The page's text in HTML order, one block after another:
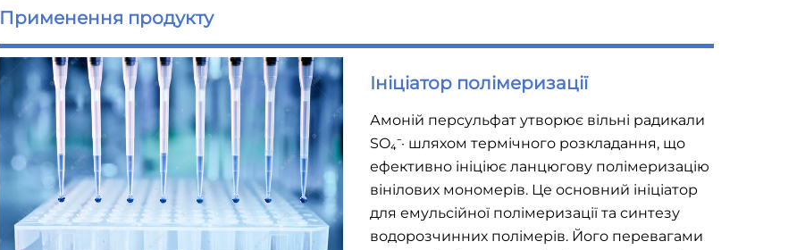
Применення продукту
Ініціатор полімеризації
Амоній персульфат утворює вільні радикали
SO₄⁻· шляхом термічного розкладання, що
ефективно ініціює ланцюгову полімеризацію
вінілових мономерів. Це основний ініціатор
для емульсійної полімеризації та синтезу
водорозчинних полімерів. Його перевагами